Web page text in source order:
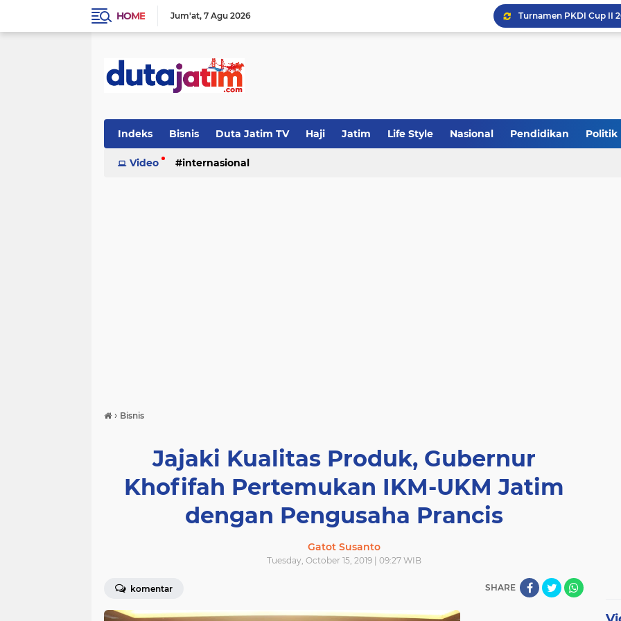
HOME Jum'at 7 Agu 2026
Khutbah Jumat:
Indeks Bisnis Duta Jatim TV Haji Jatim Life Style Nasional Pendidikan Politik
Video internasional
› Bisnis
Jajaki Kualitas Produk, Gubernur
Khofifah Pertemukan IKM-UKM Jatim
dengan Pengusaha Prancis
Gatot Susanto
Tuesday, October 15, 2019 | 09:27 WIB
komentar SHARE